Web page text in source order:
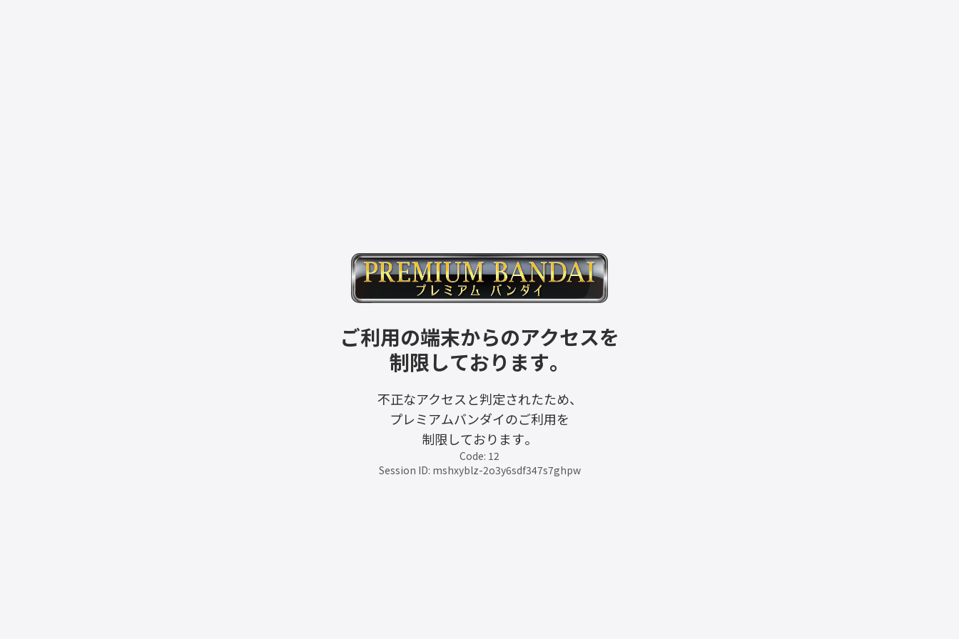
ご利用の端末からのアクセスを
制限しております。
不正なアクセスと判定されたため、
プレミアムバンダイのご利用を
制限しております。
Code: 12
Session ID: mshxyblz-2o3y6sdf347s7ghpw